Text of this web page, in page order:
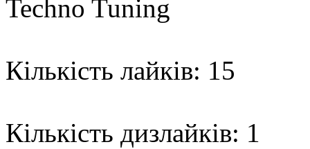
Techno Tuning
Кількість лайків: 15
Кількість дизлайків: 1